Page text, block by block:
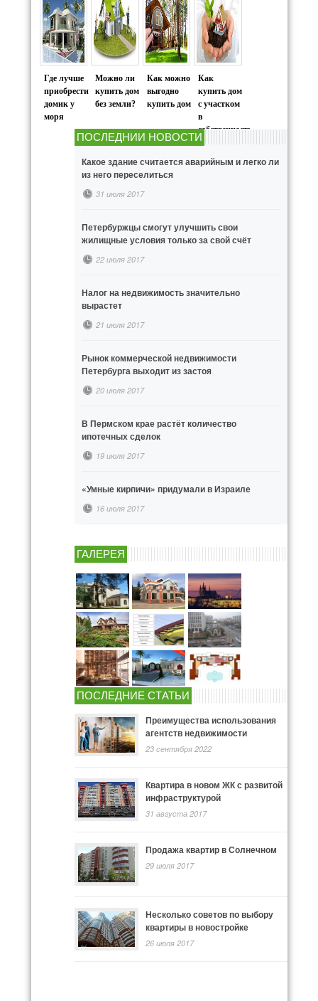
Где лучше
приобрести
домик у
моря
Можно ли
купить дом
без земли?
Как можно
выгодно
купить дом
Как
купить дом
с участком
в
собственность
ПОСЛЕДНИИ НОВОСТИ
Какое здание считается аварийным и легко ли
из него переселиться
31 июля 2017
Петербуржцы смогут улучшить свои
жилищные условия только за свой счёт
22 июля 2017
Налог на недвижимость значительно
вырастет
21 июля 2017
Рынок коммерческой недвижимости
Петербурга выходит из застоя
20 июля 2017
В Пермском крае растёт количество
ипотечных сделок
19 июля 2017
«Умные кирпичи» придумали в Израиле
16 июля 2017
ГАЛЕРЕЯ
ПОСЛЕДНИЕ СТАТЬИ
Преимущества использования
агентств недвижимости
23 сентября 2022
Квартира в новом ЖК с развитой
инфраструктурой
31 августа 2017
Продажа квартир в Солнечном
29 июля 2017
Несколько советов по выбору
квартиры в новостройке
26 июля 2017